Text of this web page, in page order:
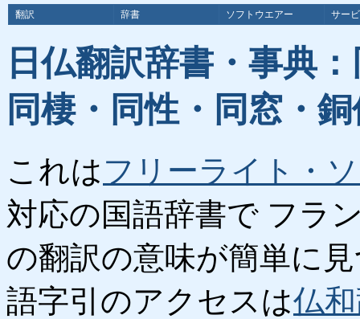
翻訳 辞書 ソフトウエアー サー
日仏翻訳辞書・事典
同棲・同性・同窓・
これはフリーライト・
対応の国語辞書で フラ
の翻訳の意味が簡単に
語字引のアクセスは仏